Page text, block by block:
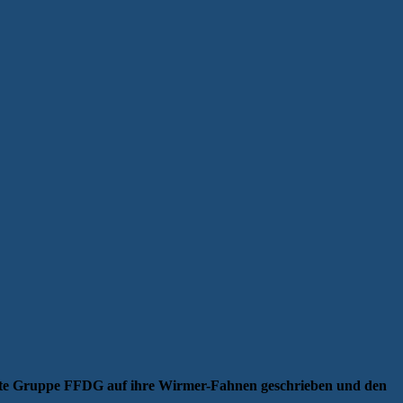
Gruppe FFDG auf ihre Wirmer-Fahnen geschrieben und den